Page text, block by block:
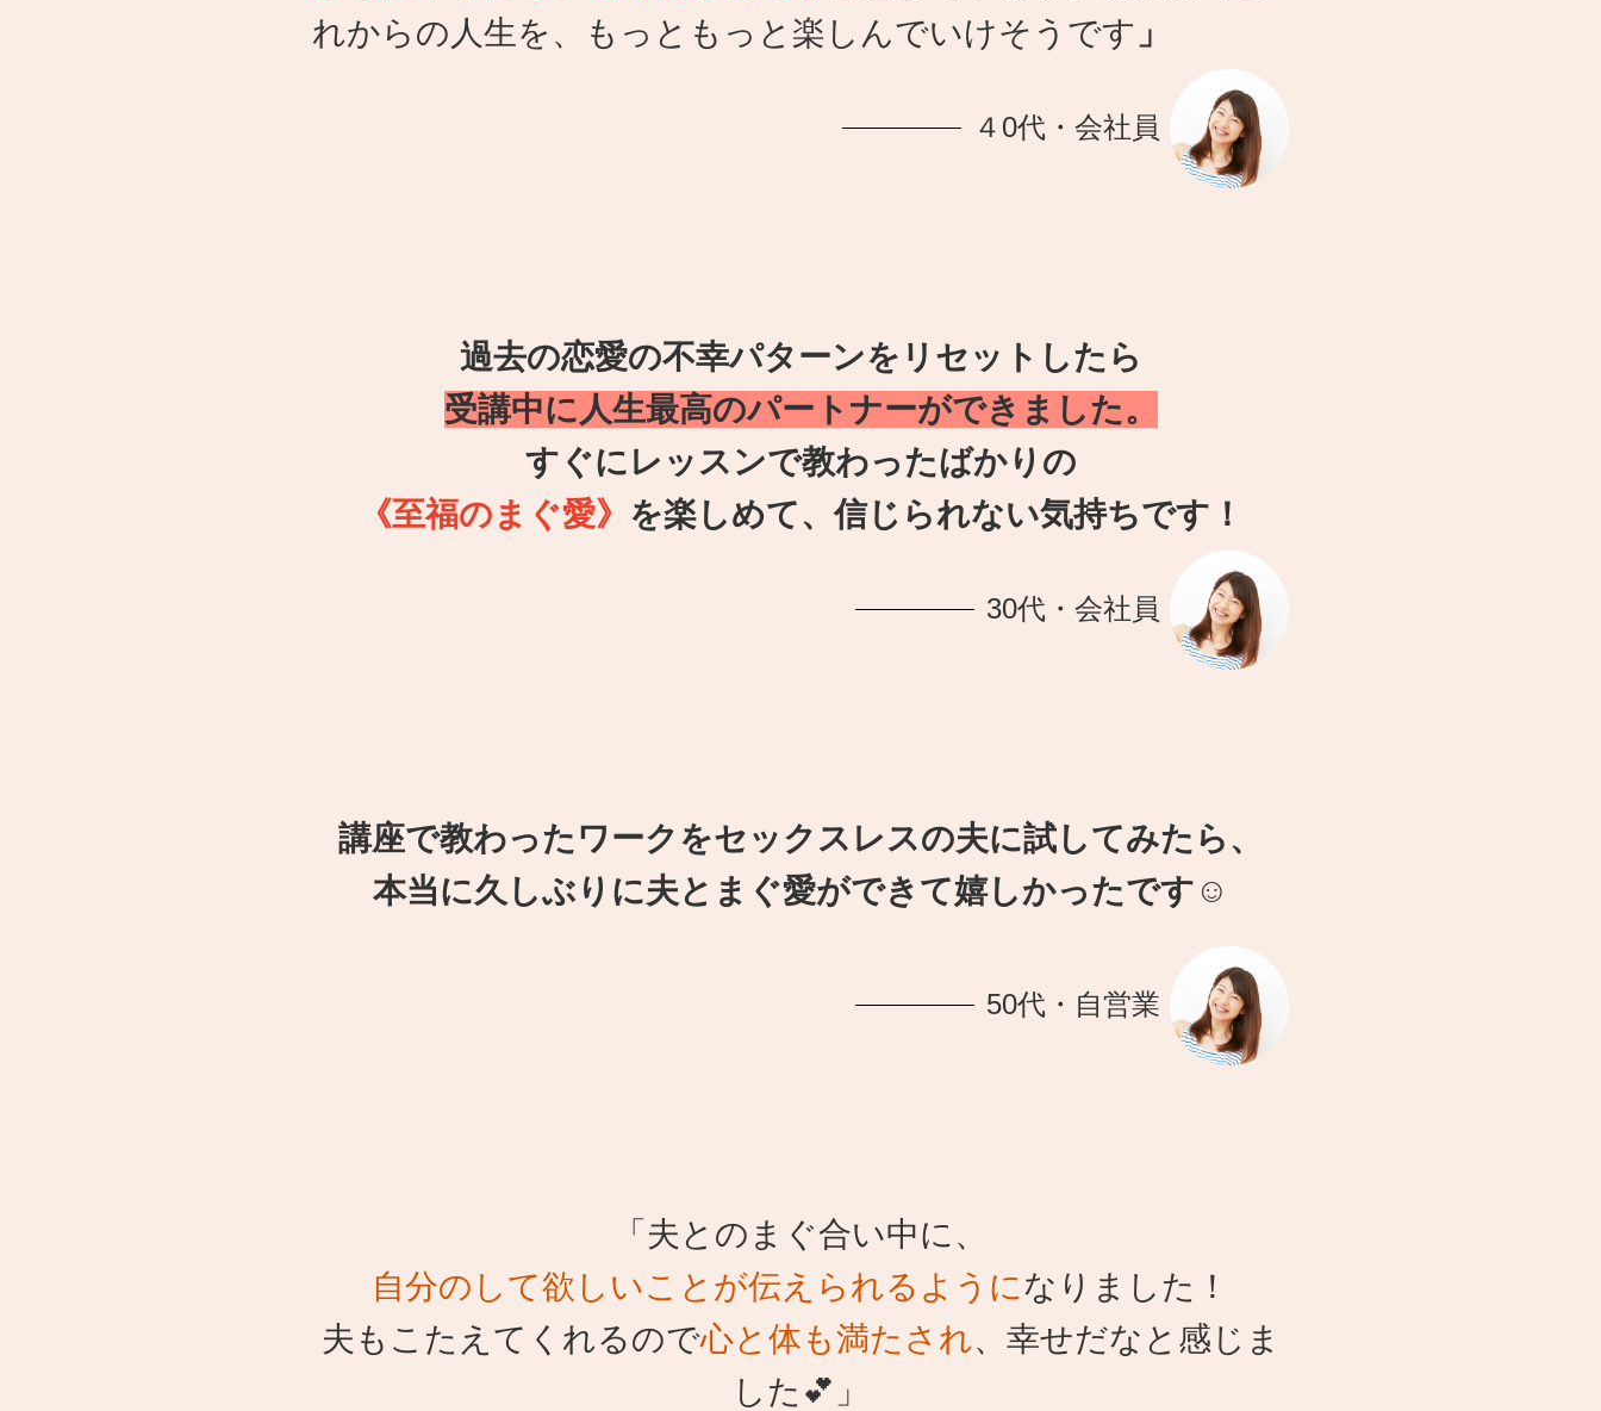
れからの人生を、もっともっと楽しんでいけそうです 」
４0代・会社員
過去の恋愛の不幸パターンをリセットしたら
受講中に人生最高のパートナーができました。
すぐにレッスンで教わったばかりの
《至福のまぐ愛》 を楽しめて、信じられない気持ちです！
30代・会社員
講座で教わったワークをセックスレスの夫に試してみたら、
本当に久しぶりに夫とまぐ愛ができて嬉しかったです☺
50代・自営業
「夫とのまぐ合い中に、
自分のして欲しいことが伝えられるようになりました！
夫もこたえてくれるので心と体も満たされ、幸せだなと感じま
した💕」